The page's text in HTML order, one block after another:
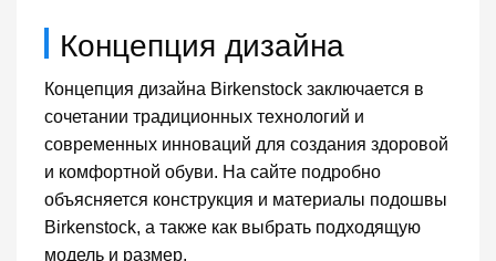
Концепция дизайна
Концепция дизайна Birkenstock заключается в
сочетании традиционных технологий и
современных инноваций для создания здоровой
и комфортной обуви. На сайте подробно
объясняется конструкция и материалы подошвы
Birkenstock, а также как выбрать подходящую
модель и размер.